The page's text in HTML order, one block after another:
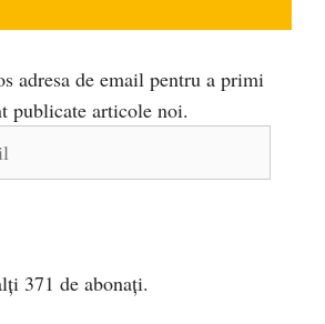
adresa de email pentru a primi
publicate articole noi.
371 de abonați.